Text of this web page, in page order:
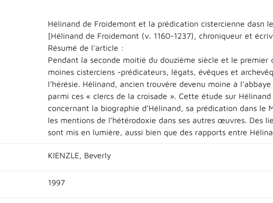
Hélinand de Froidemont et la prédication cistercienne dasn
[Hélinand de Froidemont (v. 1160-1237), chroniqueur et
Résumé de l'article :
Pendant la seconde moitié du douzième siècle et le
moines cisterciens -prédicateurs, légats, évêques et
l’hérésie. Hélinand, ancien trouvère devenu moine à
parmi ces « clercs de la croisade ». Cette étude sur
concernant la biographie d’Hélinand, sa prédication dans
les mentions de l’hétérodoxie dans ses autres œuvres. Des
sont mis en lumière, aussi bien que des rapports entre
KIENZLE, Beverly
1997